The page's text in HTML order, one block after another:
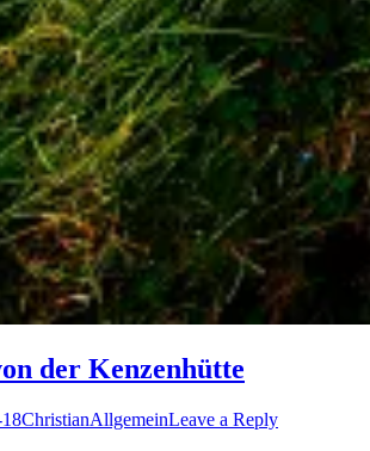
der Kenzenhütte
Author
ChristianPosted
AllgemeinLeave a Reply